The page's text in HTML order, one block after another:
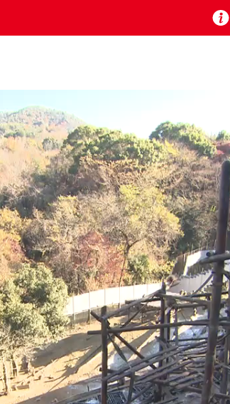
お知らせ
24日からリニューアルします！
ンテンツが一目瞭然。
こでも・外出先でも！
視聴いただけます！
上のため、
ンテンツを除き、
』へのログインが必要となります。
ます。